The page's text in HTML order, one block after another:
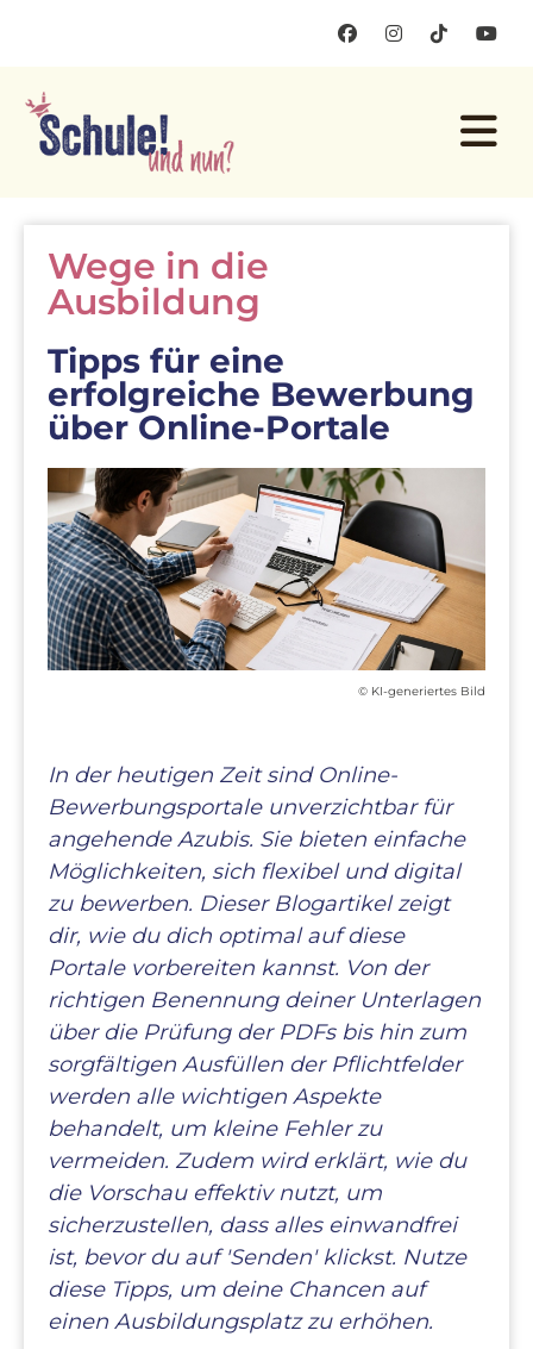
Wege in die
Ausbildung
Tipps für eine
erfolgreiche Bewerbung
über Online-Portale
© KI-generiertes Bild
In der heutigen Zeit sind Online-
Bewerbungsportale unverzichtbar für
angehende Azubis. Sie bieten einfache
Möglichkeiten, sich flexibel und digital
zu bewerben. Dieser Blogartikel zeigt
dir, wie du dich optimal auf diese
Portale vorbereiten kannst. Von der
richtigen Benennung deiner Unterlagen
über die Prüfung der PDFs bis hin zum
sorgfältigen Ausfüllen der Pflichtfelder
werden alle wichtigen Aspekte
behandelt, um kleine Fehler zu
vermeiden. Zudem wird erklärt, wie du
die Vorschau effektiv nutzt, um
sicherzustellen, dass alles einwandfrei
ist, bevor du auf 'Senden' klickst. Nutze
diese Tipps, um deine Chancen auf
einen Ausbildungsplatz zu erhöhen.